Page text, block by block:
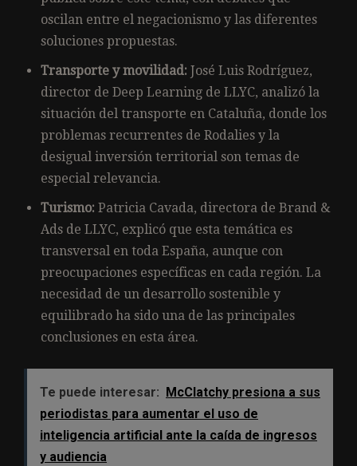
oscilan entre el negacionismo y las diferentes
soluciones propuestas.
Transporte y movilidad: José Luis Rodríguez,
director de Deep Learning de LLYC, analizó la
situación del transporte en Cataluña, donde los
problemas recurrentes de Rodalies y la
desigual inversión territorial son temas de
especial relevancia.
Turismo: Patricia Cavada, directora de Brand &
Ads de LLYC, explicó que esta temática es
transversal en toda España, aunque con
preocupaciones específicas en cada región. La
necesidad de un desarrollo sostenible y
equilibrado ha sido una de las principales
conclusiones en esta área.
Te puede interesar: McClatchy presiona a sus
periodistas para aumentar el uso de
inteligencia artificial ante la caída de ingresos
y audiencia